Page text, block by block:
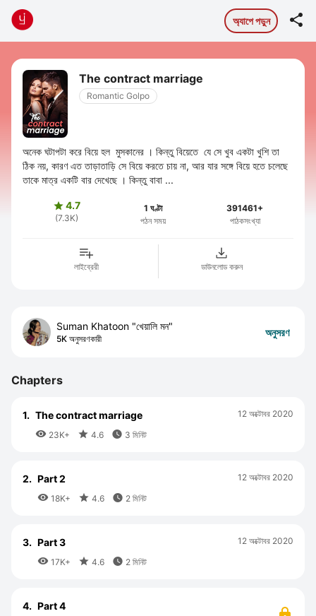
অ্যাপে পড়ুন 
The contract marriage
Romantic Golpo
অনেক ঘটাপটা করে বিয়ে হল মুসকানের । কিন্তু বিয়েতে যে সে খুব একটা খুশি তা
ঠিক নয়, কারণ এত তাড়াতাড়ি সে বিয়ে করতে চায় না, আর যার সঙ্গে বিয়ে হতে চলেছে
তাকে মাত্র একটি বার দেখেছে । কিন্তু বাবা ...
4.7
(7.3K)
1 ঘণ্টা
পঠন সময়
391461+
পাঠকসংখ্যা
লাইব্রেরী ডাউনলোড করুন
Suman Khatoon "খেয়ালি মন"
5K অনুসরণকারী
অনুসরণ
Chapters
1. The contract marriage
 23K+  4.6  3 মিনিট
12 অক্টোবর 2020
2. Part 2
 18K+  4.6  2 মিনিট
12 অক্টোবর 2020
3. Part 3
 17K+  4.6  2 মিনিট
12 অক্টোবর 2020
4. Part 4